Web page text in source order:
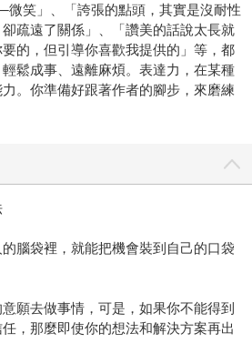
笑」、「誇張的點頭，其實是沒耐性
疏遠了關係」、「讚美的話說太長就
的，但引導你喜歡我提供的」等，都
鬆成事、遠離麻煩。表達力，在某種
。你準備好跟著作者的腳步，來磨練
腦袋裡，就能把機會裝到自己的口袋
願去做事情，可是，如果你不能得到
，那麼即使你的想法和解決方案再出